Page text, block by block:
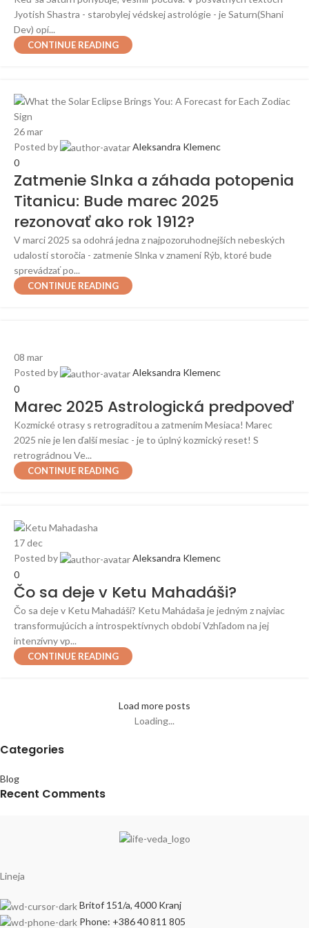
Jyotish Shastra - starobylej védskej astrológie - je Saturn(Shani
Dev) opí...
CONTINUE READING
26mar
Posted by
Aleksandra Klemenc
0
Zatmenie Slnka a záhada potopenia
Titanicu: Bude marec 2025
rezonovať ako rok 1912?
V marci 2025 sa odohrá jedna z najpozoruhodnejších nebeských
udalostí storočia - zatmenie Slnka v znamení Rýb, ktoré bude
sprevádzať po...
CONTINUE READING
08 mar
Posted by
Aleksandra Klemenc
0
Marec 2025 Astrologická predpoveď
Kozmické otrasy s retrograditou a zatmením Mesiaca! Marec
2025 nie je len ďalší mesiac - je to úplný kozmický reset! S
retrográdnou Ve...
CONTINUE READING
17dec
Posted by
Aleksandra Klemenc
0
Čo sa deje v Ketu Mahadáši?
Čo sa deje v Ketu Mahadáši? Ketu Mahádaša je jedným z najviac
transformujúcich a introspektívnych období Vzhľadom na jej
intenzívny vp...
CONTINUE READING
Load more posts
Loading...
Categories
Blog
Recent Comments
Lineja
Britof 151/a, 4000 Kranj
Phone: +386 40 811 805